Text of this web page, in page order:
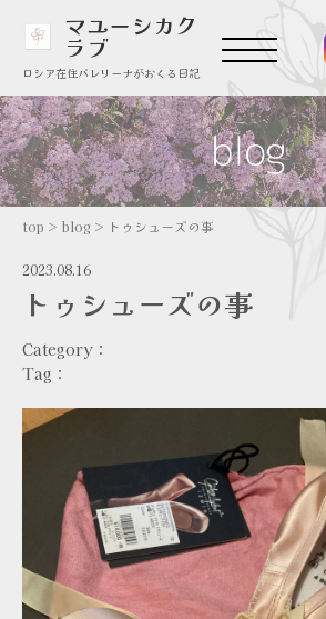
マユーシカク
ラブ
ロシア在住バレリーナがおくる日記
top > blog > トゥシューズの事
2023.08.16
トゥシューズの事
Category：
Tag：